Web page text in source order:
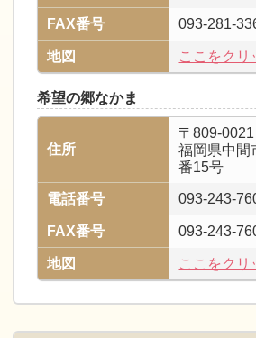
FAX番号 093-281-
地図 ここをクリ
希望の郷なかま
住所
〒809-0021
福岡県中間
番15号
電話番号 093-243-
FAX番号 093-243-
地図 ここをクリ